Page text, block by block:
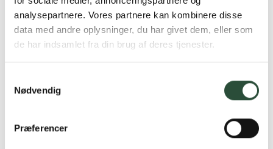
analysepartnere. Vores partnere kan kombinere disse
data med andre oplysninger, du har givet dem, eller som
de har indsamlet fra din brug af deres tjenester.
Nødvendig
Præferencer
Faaborg Pharma
Faaborg Helo Creme
400 ml creme & lotion
Kun online
Decubal
Decubal Deo Roll-On
Kun online
49,50